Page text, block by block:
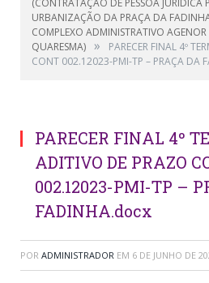
URBANIZAÇÃO DA PRAÇA DA
COMPLEXO ADMINISTRATIVO
QUARESMA) »
PARECER FINAL 4º
CONT 002.12023-PMI-TP – PRAÇA DA
PARECER FINAL 4º
ADITIVO DE PRAZO
002.12023-PMI-TP –
FADINHA.docx
POR ADMINISTRADOR EM 6 DE JUNHO DE